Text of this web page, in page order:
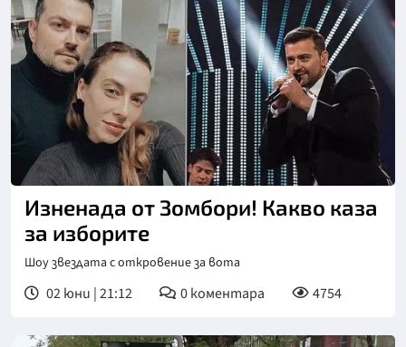
Изненада от Зомбори! Какво каза
за изборите
Шоу звездата с откровение за вота
02 юни | 21:12 0коментара 4754